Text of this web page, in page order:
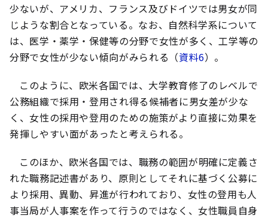
少ないが、アメリカ、フランス及びドイツでは男女が同
じような割合となっている。なお、自然科学系について
は、医学・薬学・保健等の分野で女性が多く、工学等の
分野で女性が少ない傾向がみられる（資料6）。
このように、欧米各国では、大学教育修了のレベルで
公務組織で採用・登用され得る候補者に男女差が少な
く、女性の採用や登用のための施策がより直接に効果を
発揮しやすい面があったと考えられる。
このほか、欧米各国では、職務の範囲が明確に定義さ
れた職務記述書があり、原則としてそれに基づく公募に
より採用、異動、昇進が行われており、女性の登用も人
事当局が人事案を作って行うのではなく、女性職員自身